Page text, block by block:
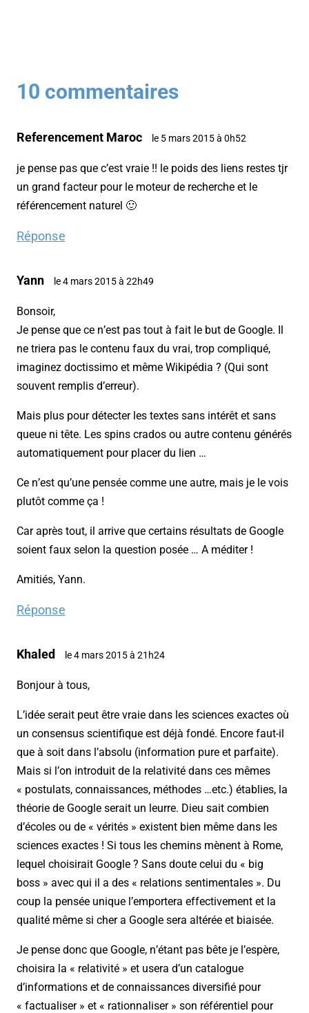
10 commentaires
Referencement Maroc le 5 mars 2015 à 0h52
je pense pas que c’est vraie !! le poids des liens restes tjr
un grand facteur pour le moteur de recherche et le
référencement naturel 🙂
Réponse
Yann le 4 mars 2015 à 22h49
Bonsoir,
Je pense que ce n’est pas tout à fait le but de Google. Il
ne triera pas le contenu faux du vrai, trop compliqué,
imaginez doctissimo et même Wikipédia ? (Qui sont
souvent remplis d’erreur).
Mais plus pour détecter les textes sans intérêt et sans
queue ni tête. Les spins crados ou autre contenu générés
automatiquement pour placer du lien …
Ce n’est qu’une pensée comme une autre, mais je le vois
plutôt comme ça !
Car après tout, il arrive que certains résultats de Google
soient faux selon la question posée … A méditer !
Amitiés, Yann.
Réponse
Khaled le 4 mars 2015 à 21h24
Bonjour à tous,
L’idée serait peut être vraie dans les sciences exactes où
un consensus scientifique est déjà fondé. Encore faut-il
que à soit dans l’absolu (information pure et parfaite).
Mais si l’on introduit de la relativité dans ces mêmes
« postulats, connaissances, méthodes …etc.) établies, la
théorie de Google serait un leurre. Dieu sait combien
d’écoles ou de « vérités » existent bien même dans les
sciences exactes ! Si tous les chemins mènent à Rome,
lequel choisirait Google ? Sans doute celui du « big
boss » avec qui il a des « relations sentimentales ». Du
coup la pensée unique l’emportera effectivement et la
qualité même si cher a Google sera altérée et biaisée.
Je pense donc que Google, n’étant pas bête je l’espère,
choisira la « relativité » et usera d’un catalogue
d’informations et de connaissances diversifié pour
« factualiser » et « rationnaliser » son référentiel pour